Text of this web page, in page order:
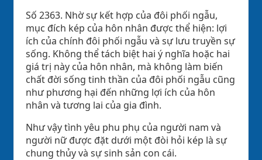
Số 2363. Nhờ sự kết hợp của đôi phối ngẫu,
mục đích kép của hôn nhân được thể hiện: lợi
ích của chính đôi phối ngẫu và sự lưu truyền sự
sống. Không thể tách biệt hai ý nghĩa hoặc hai
giá trị này của hôn nhân, mà không làm biến
chất đời sống tinh thần của đôi phối ngẫu cũng
như phương hại đến những lợi ích của hôn
nhân và tương lai của gia đình.
Như vậy tình yêu phu phụ của người nam và
người nữ được đặt dưới một đòi hỏi kép là sự
chung thủy và sự sinh sản con cái.